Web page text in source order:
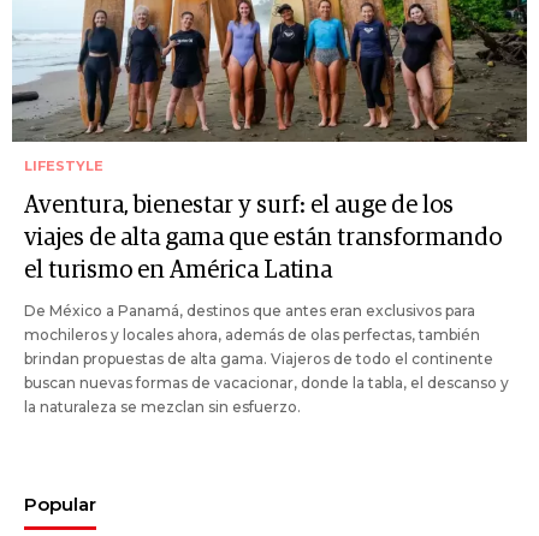
LIFESTYLE
Aventura, bienestar y surf: el auge de los
viajes de alta gama que están transformando
el turismo en América Latina
De México a Panamá, destinos que antes eran exclusivos para
mochileros y locales ahora, además de olas perfectas, también
brindan propuestas de alta gama. Viajeros de todo el continente
buscan nuevas formas de vacacionar, donde la tabla, el descanso y
la naturaleza se mezclan sin esfuerzo.
Popular